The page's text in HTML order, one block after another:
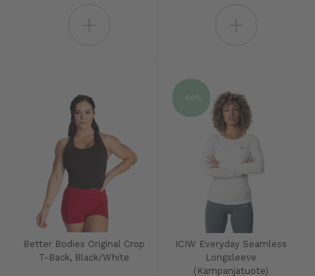
Better Bodies Original Crop
T-Back, Black/White
ICIW Everyday Seamless
Longsleeve
(Kampanjatuote)
-46%